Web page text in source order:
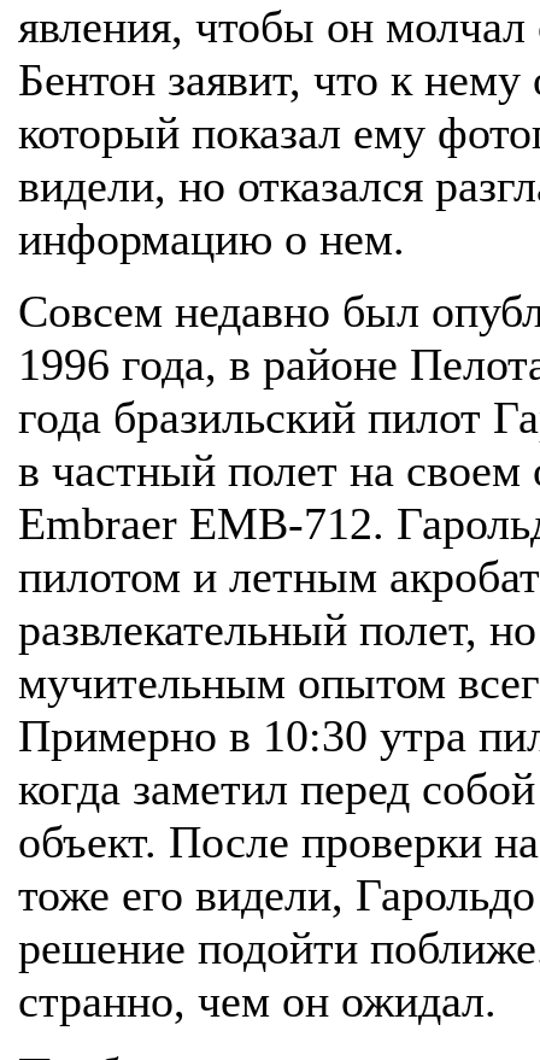
явления, чтобы он молчал
Бентон заявит, что к
который показал ему
видели, но отказался
информацию о нем.
Совсем недавно был
1996 года, в районе
года бразильский пилот
в частный полет на
Embraer EMB-712.
пилотом и летным
развлекательный полет,
мучительным опытом
Примерно в 10:30 утра
когда заметил перед
объект. После проверки
тоже его видели,
решение подойти
странно, чем он ожидал.